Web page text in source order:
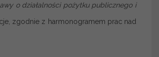
o działalności pożytku publicznego i
zgodnie z harmonogramem prac nad